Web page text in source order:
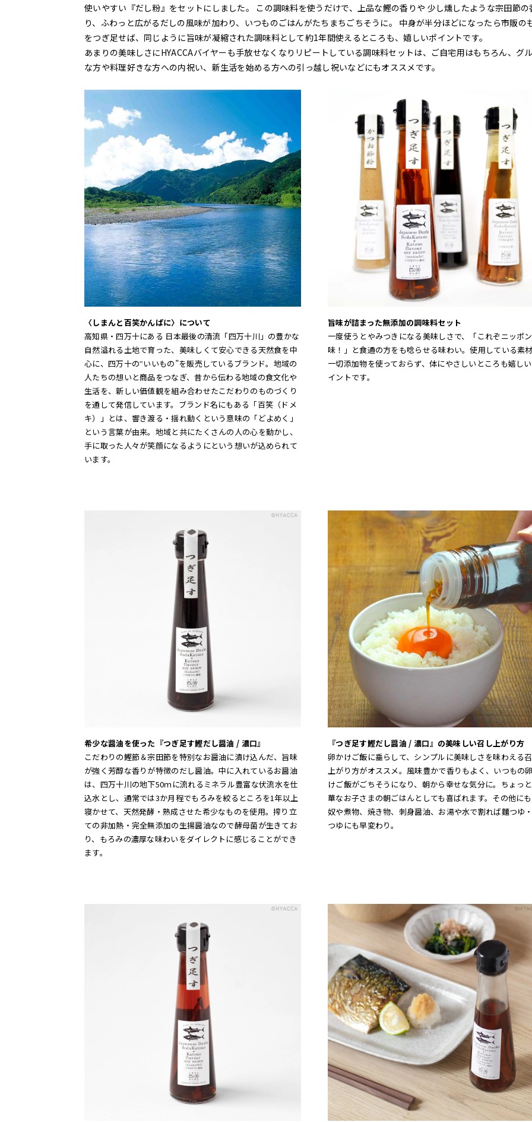
使いやすい『だし粉』をセットにしました。 この調味料を使うだけで、上品な鰹の香りや 少し燻したような宗田節の
り、ふわっと広がるだしの風味が加わり、いつものごはんがたちまちごちそうに。 中身が半分ほどになったら市販の
をつぎ足せば、同じように旨味が凝縮された調味料として約1年間使えるところも、嬉しいポイントです。
あまりの美味しさにHYACCAバイヤーも手放せなくなりリピートしている調味料セットは、ご自宅用はもちろん、グ
な方や料理好きな方への内祝い、新生活を始める方への引っ越し祝いなどにもオススメです。
〈しまんと百笑かんぱに〉について
高知県・四万十にある 日本最後の清流「四万十川」の豊かな
自然溢れる土地で育った、美味しくて安心できる天然食を中
心に、四万十の‟いいもの”を販売しているブランド。地域の
人たちの想いと商品をつなぎ、昔から伝わる地域の食文化や
生活を、新しい価値観を組み合わせたこだわりのものづくり
を通して発信しています。ブランド名にもある「百笑（ドメ
キ）」とは、響き渡る・揺れ動くという意味の「どよめく」
という言葉が由来。地域と共にたくさんの人の心を動かし、
手に取った人々が笑顔になるようにという想いが込められて
います。
旨味が詰まった無添加の調味料セット
一度使うとやみつきになる美味しさで、「これぞニッポ
味！」と食通の方をも唸らせる味わい。使用している素
一切添加物を使っておらず、体にやさしいところも嬉し
イントです。
希少な醤油を使った『つぎ足す鰹だし醤油 / 濃口』
こだわりの鰹節＆宗田節を特別なお醤油に漬け込んだ、旨味
が強く芳醇な香りが特徴のだし醤油。中に入れているお醤油
は、四万十川の地下50ｍに流れるミネラル豊富な伏流水を仕
込水とし、通常では3か月程でもろみを絞るところを1年以上
寝かせて、天然発酵・熟成させた希少なものを使用。搾り立
ての非加熱・完全無添加の生揚醤油なので酵母菌が生きてお
り、もろみの濃厚な味わいをダイレクトに感じることができ
ます。
『つぎ足す鰹だし醤油 / 濃口』の美味しい召し上がり方
卵かけご飯に垂らして、シンプルに美味しさを味わえる
上がり方がオススメ。風味豊かで香りもよく、いつもの
けご飯がごちそうになり、朝から幸せな気分に。ちょっ
華なお子さまの朝ごはんとしても喜ばれます。その他に
奴や煮物、焼き物、刺身醤油、お湯や水で割れば麵つゆ
つゆにも早変わり。